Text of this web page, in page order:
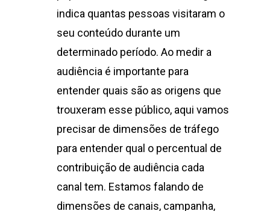
indica quantas pessoas visitaram o
seu conteúdo durante um
determinado período. Ao medir a
audiência é importante para
entender quais são as origens que
trouxeram esse público, aqui vamos
precisar de dimensões de tráfego
para entender qual o percentual de
contribuição de audiência cada
canal tem. Estamos falando de
dimensões de canais, campanha,